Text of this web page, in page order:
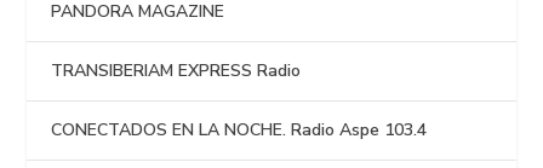
PANDORA MAGAZINE
TRANSIBERIAM EXPRESS Radio
CONECTADOS EN LA NOCHE. Radio Aspe 103.4